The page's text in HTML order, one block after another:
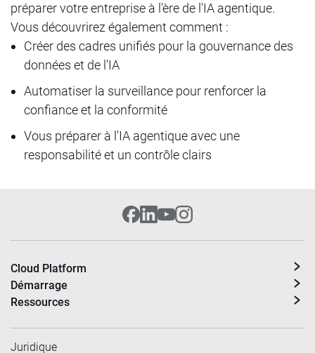
préparer votre entreprise à l'ère de l'IA agentique.
Vous découvrirez également comment :
Créer des cadres unifiés pour la gouvernance des
données et de l'IA
Automatiser la surveillance pour renforcer la
confiance et la conformité
Vous préparer à l'IA agentique avec une
responsabilité et un contrôle clairs
Cloud Platform
Démarrage
Ressources
Juridique